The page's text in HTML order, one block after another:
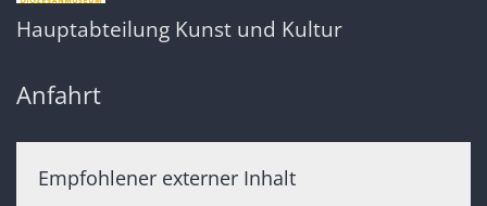
Hauptabteilung Kunst und Kultur
Anfahrt
Empfohlener externer Inhalt